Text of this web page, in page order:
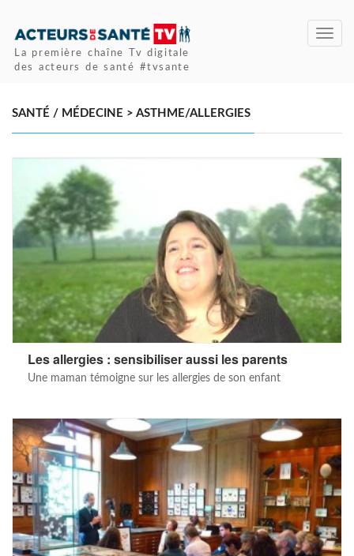
La première chaîne Tv digitale
des acteurs de santé #tvsante
SANTÉ / MÉDECINE > ASTHME/ALLERGIES
Les allergies : sensibiliser aussi les parents
Une maman témoigne sur les allergies de son enfant